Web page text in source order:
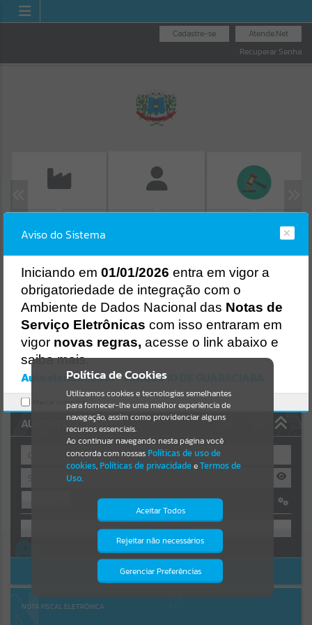
Atende.Net
Cadastre-se
Recuperar Senha
ISS/ALVARÁ
Resultados para""
Portais
Por favor, aguarde...
NOTÍCIAS
Por favor, aguarde...
Por favor, aguarde...
AUTOATENDIMENTO
OU
Cadastre-se|Recuperar Senha
ACESSAR SEM LOGIN
NOTA FISCAL ELETRÔNICA
Política de Cookies
Utilizamos cookies e tecnologias semelhantes
para fornecer-lhe uma melhor experiência de
navegação, assim como providenciar alguns
recursos essenciais.
Ao continuar navegando nesta página você
concorda com nossas Políticas de uso de
cookies, Políticas de privacidadeeTermos de
Uso.
Aceitar Todos
Rejeitar não necessários
Gerenciar Preferências
Isto significa que diversos recursos
providenciados poderão não estar
Aviso do Sistema
Iniciando em 01/01/2026 entra em vigor a
obrigatoriedade de integração com o
Ambiente de Dados Nacional das Notas de
Serviço Eletrônicas com isso entraram em
vigor novas regras, acesse o link abaixo e
saiba mais.
Autoatendimento - MUNICIPIO DE GUARACIABA
Marcar como lido.
Erro
SISTEMA
Gerenciamento do Sistema
CÓDIGO DA MENSAGEM:EST-000040
Ocorreu um erro de script:
Uncaught SyntaxError: Unexpected token '('
https://guaraciaba.atende.net/https:/guaraciaba.atende.net/cidadao/
pagina/licitacao-pregao-120-2014-processo-licitatorio-150-
2014/static/bundle/wpo_index_2_base_l2_portal_editores_sync_d9
fb77cfd5741fafc9972edc7a641fea.js?v=83d4f602:47
Verificar Mais Detalhes
OK